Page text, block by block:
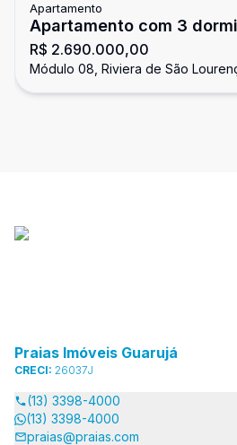
Apartamento
Apartamento com 3
Riviera de São Lourenço
R$ 2.690.000,00
Módulo 08, Riviera de São
Praias Imóveis Guarujá
CRECI: 26037J
(13) 3398-4000
(13) 3398-4000
praias@praias.com